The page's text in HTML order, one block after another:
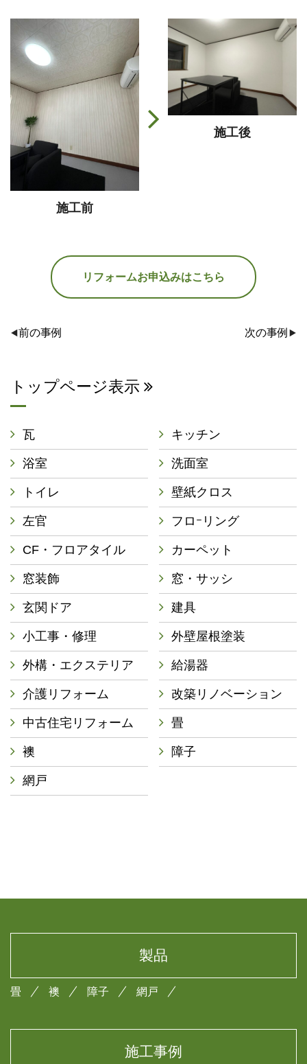
トップページ表示
瓦 キッチン
浴室 洗面室
トイレ 壁紙クロス
左官 フロｰリング
CF・フロアタイル カーペット
窓装飾 窓・サッシ
玄関ドア 建具
小工事・修理 外壁屋根塗装
外構・エクステリア 給湯器
介護リフォーム 改築リノベーション
中古住宅リフォーム 畳
襖 障子
網戸
施工前
施工後
リフォームお申込みはこちら
前の事例 次の事例
製品
畳 襖 障子 網戸
施工事例